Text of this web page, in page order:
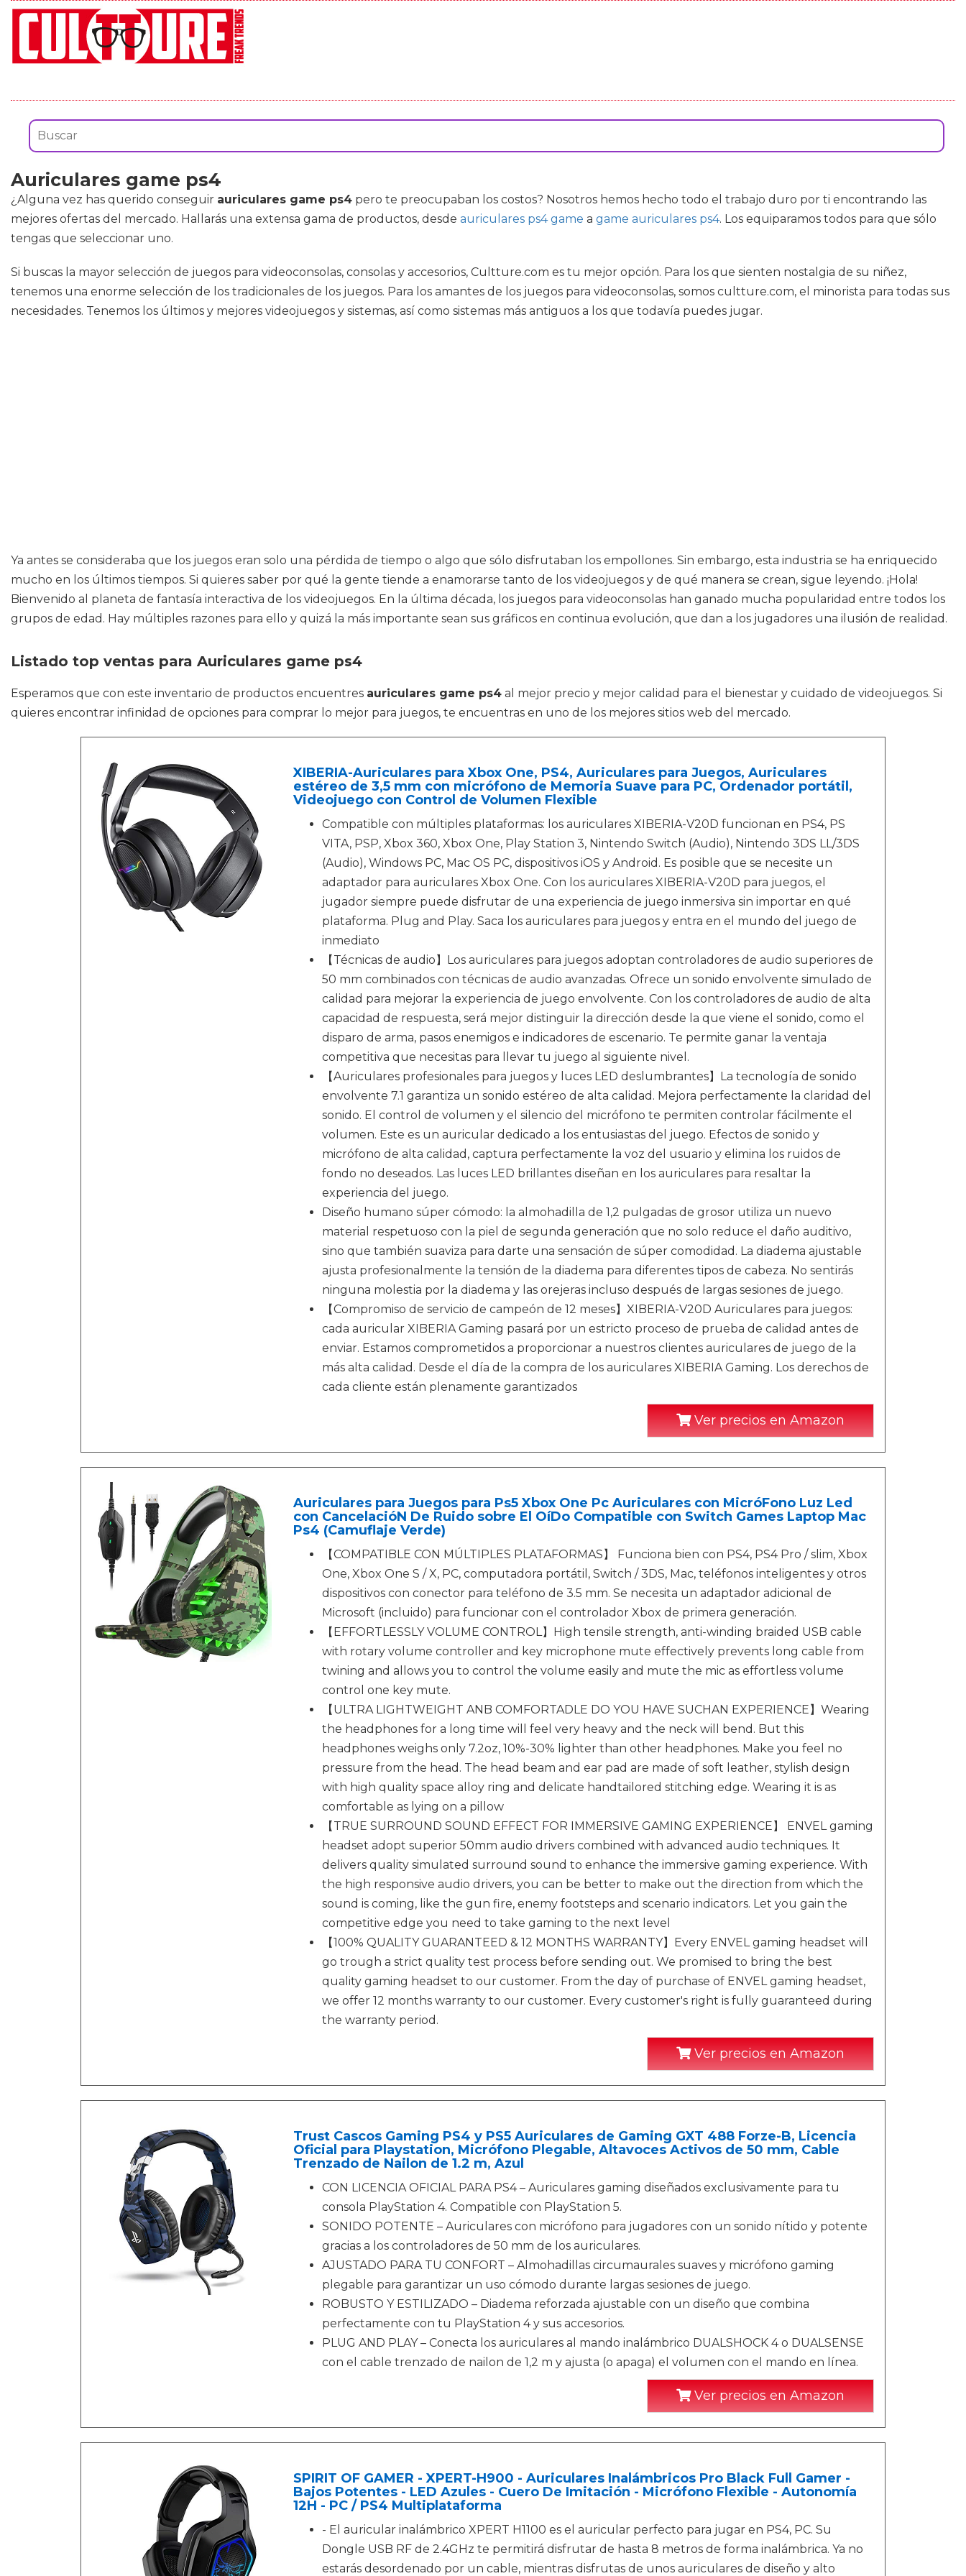
Auriculares game ps4
¿Alguna vez has querido conseguir auriculares game ps4 pero te preocupaban los costos? Nosotros hemos hecho todo el trabajo duro por ti encontrando las
mejores ofertas del mercado. Hallarás una extensa gama de productos, desde auriculares ps4 game a game auriculares ps4. Los equiparamos todos para que sólo
tengas que seleccionar uno.
Si buscas la mayor selección de juegos para videoconsolas, consolas y accesorios, Cultture.com es tu mejor opción. Para los que sienten nostalgia de su niñez,
tenemos una enorme selección de los tradicionales de los juegos. Para los amantes de los juegos para videoconsolas, somos cultture.com, el minorista para todas sus
necesidades. Tenemos los últimos y mejores videojuegos y sistemas, así como sistemas más antiguos a los que todavía puedes jugar.
Ya antes se consideraba que los juegos eran solo una pérdida de tiempo o algo que sólo disfrutaban los empollones. Sin embargo, esta industria se ha enriquecido
mucho en los últimos tiempos. Si quieres saber por qué la gente tiende a enamorarse tanto de los videojuegos y de qué manera se crean, sigue leyendo. ¡Hola!
Bienvenido al planeta de fantasía interactiva de los videojuegos. En la última década, los juegos para videoconsolas han ganado mucha popularidad entre todos los
grupos de edad. Hay múltiples razones para ello y quizá la más importante sean sus gráficos en continua evolución, que dan a los jugadores una ilusión de realidad.
Listado top ventas para Auriculares game ps4
Esperamos que con este inventario de productos encuentres auriculares game ps4 al mejor precio y mejor calidad para el bienestar y cuidado de videojuegos. Si
quieres encontrar infinidad de opciones para comprar lo mejor para juegos, te encuentras en uno de los mejores sitios web del mercado.
XIBERIA-Auriculares para Xbox One, PS4, Auriculares para Juegos, Auriculares
estéreo de 3,5 mm con micrófono de Memoria Suave para PC, Ordenador portátil,
Videojuego con Control de Volumen Flexible
Compatible con múltiples plataformas: los auriculares XIBERIA-V20D funcionan en PS4, PS
VITA, PSP, Xbox 360, Xbox One, Play Station 3, Nintendo Switch (Audio), Nintendo 3DS LL/3DS
(Audio), Windows PC, Mac OS PC, dispositivos iOS y Android. Es posible que se necesite un
adaptador para auriculares Xbox One. Con los auriculares XIBERIA-V20D para juegos, el
jugador siempre puede disfrutar de una experiencia de juego inmersiva sin importar en qué
plataforma. Plug and Play. Saca los auriculares para juegos y entra en el mundo del juego de
inmediato
【Técnicas de audio】Los auriculares para juegos adoptan controladores de audio superiores de
50 mm combinados con técnicas de audio avanzadas. Ofrece un sonido envolvente simulado de
calidad para mejorar la experiencia de juego envolvente. Con los controladores de audio de alta
capacidad de respuesta, será mejor distinguir la dirección desde la que viene el sonido, como el
disparo de arma, pasos enemigos e indicadores de escenario. Te permite ganar la ventaja
competitiva que necesitas para llevar tu juego al siguiente nivel.
【Auriculares profesionales para juegos y luces LED deslumbrantes】La tecnología de sonido
envolvente 7.1 garantiza un sonido estéreo de alta calidad. Mejora perfectamente la claridad del
sonido. El control de volumen y el silencio del micrófono te permiten controlar fácilmente el
volumen. Este es un auricular dedicado a los entusiastas del juego. Efectos de sonido y
micrófono de alta calidad, captura perfectamente la voz del usuario y elimina los ruidos de
fondo no deseados. Las luces LED brillantes diseñan en los auriculares para resaltar la
experiencia del juego.
Diseño humano súper cómodo: la almohadilla de 1,2 pulgadas de grosor utiliza un nuevo
material respetuoso con la piel de segunda generación que no solo reduce el daño auditivo,
sino que también suaviza para darte una sensación de súper comodidad. La diadema ajustable
ajusta profesionalmente la tensión de la diadema para diferentes tipos de cabeza. No sentirás
ninguna molestia por la diadema y las orejeras incluso después de largas sesiones de juego.
【Compromiso de servicio de campeón de 12 meses】XIBERIA-V20D Auriculares para juegos:
cada auricular XIBERIA Gaming pasará por un estricto proceso de prueba de calidad antes de
enviar. Estamos comprometidos a proporcionar a nuestros clientes auriculares de juego de la
más alta calidad. Desde el día de la compra de los auriculares XIBERIA Gaming. Los derechos de
cada cliente están plenamente garantizados
Ver precios en Amazon
Auriculares para Juegos para Ps5 Xbox One Pc Auriculares con MicróFono Luz Led
con CancelacióN De Ruido sobre El OíDo Compatible con Switch Games Laptop Mac
Ps4 (Camuflaje Verde)
【COMPATIBLE CON MÚLTIPLES PLATAFORMAS】 Funciona bien con PS4, PS4 Pro / slim, Xbox
One, Xbox One S / X, PC, computadora portátil, Switch / 3DS, Mac, teléfonos inteligentes y otros
dispositivos con conector para teléfono de 3.5 mm. Se necesita un adaptador adicional de
Microsoft (incluido) para funcionar con el controlador Xbox de primera generación.
【EFFORTLESSLY VOLUME CONTROL】High tensile strength, anti-winding braided USB cable
with rotary volume controller and key microphone mute effectively prevents long cable from
twining and allows you to control the volume easily and mute the mic as effortless volume
control one key mute.
【ULTRA LIGHTWEIGHT ANB COMFORTADLE DO YOU HAVE SUCHAN EXPERIENCE】Wearing
the headphones for a long time will feel very heavy and the neck will bend. But this
headphones weighs only 7.2oz, 10%-30% lighter than other headphones. Make you feel no
pressure from the head. The head beam and ear pad are made of soft leather, stylish design
with high quality space alloy ring and delicate handtailored stitching edge. Wearing it is as
comfortable as lying on a pillow
【TRUE SURROUND SOUND EFFECT FOR IMMERSIVE GAMING EXPERIENCE】 ENVEL gaming
headset adopt superior 50mm audio drivers combined with advanced audio techniques. It
delivers quality simulated surround sound to enhance the immersive gaming experience. With
the high responsive audio drivers, you can be better to make out the direction from which the
sound is coming, like the gun fire, enemy footsteps and scenario indicators. Let you gain the
competitive edge you need to take gaming to the next level
【100% QUALITY GUARANTEED & 12 MONTHS WARRANTY】Every ENVEL gaming headset will
go trough a strict quality test process before sending out. We promised to bring the best
quality gaming headset to our customer. From the day of purchase of ENVEL gaming headset,
we offer 12 months warranty to our customer. Every customer's right is fully guaranteed during
the warranty period.
Ver precios en Amazon
Trust Cascos Gaming PS4 y PS5 Auriculares de Gaming GXT 488 Forze-B, Licencia
Oficial para Playstation, Micrófono Plegable, Altavoces Activos de 50 mm, Cable
Trenzado de Nailon de 1.2 m, Azul
CON LICENCIA OFICIAL PARA PS4 – Auriculares gaming diseñados exclusivamente para tu
consola PlayStation 4. Compatible con PlayStation 5.
SONIDO POTENTE – Auriculares con micrófono para jugadores con un sonido nítido y potente
gracias a los controladores de 50 mm de los auriculares.
AJUSTADO PARA TU CONFORT – Almohadillas circumaurales suaves y micrófono gaming
plegable para garantizar un uso cómodo durante largas sesiones de juego.
ROBUSTO Y ESTILIZADO – Diadema reforzada ajustable con un diseño que combina
perfectamente con tu PlayStation 4 y sus accesorios.
PLUG AND PLAY – Conecta los auriculares al mando inalámbrico DUALSHOCK 4 o DUALSENSE
con el cable trenzado de nailon de 1,2 m y ajusta (o apaga) el volumen con el mando en línea.
Ver precios en Amazon
SPIRIT OF GAMER - XPERT-H900 - Auriculares Inalámbricos Pro Black Full Gamer -
Bajos Potentes - LED Azules - Cuero De Imitación - Micrófono Flexible - Autonomía
12H - PC / PS4 Multiplataforma
- El auricular inalámbrico XPERT H1100 es el auricular perfecto para jugar en PS4, PC. Su
Dongle USB RF de 2.4GHz te permitirá disfrutar de hasta 8 metros de forma inalámbrica. Ya no
estarás desordenado por un cable, mientras disfrutas de unos auriculares de diseño y alto